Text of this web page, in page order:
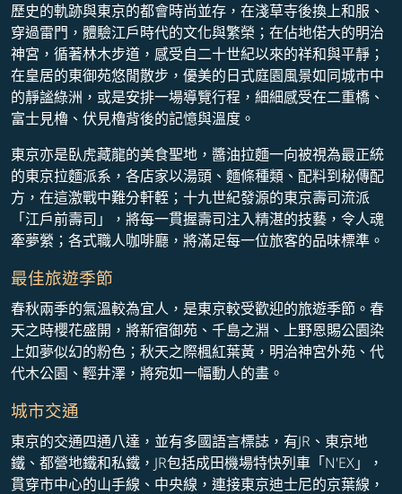
歷史的軌跡與東京的都會時尚並存，在淺草寺後換上和服、
穿過雷門，體驗江戶時代的文化與繁榮；在佔地偌大的明治
神宮，循著林木步道，感受自二十世紀以來的祥和與平靜；
在皇居的東御苑悠閒散步，優美的日式庭園風景如同城市中
的靜謐綠洲，或是安排一場導覽行程，細細感受在二重橋、
富士見櫓、伏見櫓背後的記憶與溫度。
東京亦是臥虎藏龍的美食聖地，醬油拉麵一向被視為最正統
的東京拉麵派系，各店家以湯頭、麵條種類、配料到秘傳配
方，在這激戰中難分軒輊​；十九世紀發源的東京壽司流派
「江戶前壽司」，將每一貫握壽司注入精湛的技藝，令人魂
牽夢縈；各式職人咖啡廳，將滿足每一位旅客的品味標準。
最佳旅遊季節
春秋兩季的氣溫較為宜人，是東京較受歡迎的旅遊季節。春
天之時櫻花盛開，將新宿御苑、千島之淵、上野恩賜公園染
上如夢似幻的粉色；秋天之際楓紅葉黃，明治神宮外苑、代
代木公園、輕井澤，將宛如一幅動人的畫。
城市交通
東京的交通四通八達，並有多國語言標誌，有JR、東京地
鐵、都營地鐵和私鐵，JR包括成田機場特快列車「N'EX」，
貫穿市中心的山手線、中央線，連接東京迪士尼的京葉線，